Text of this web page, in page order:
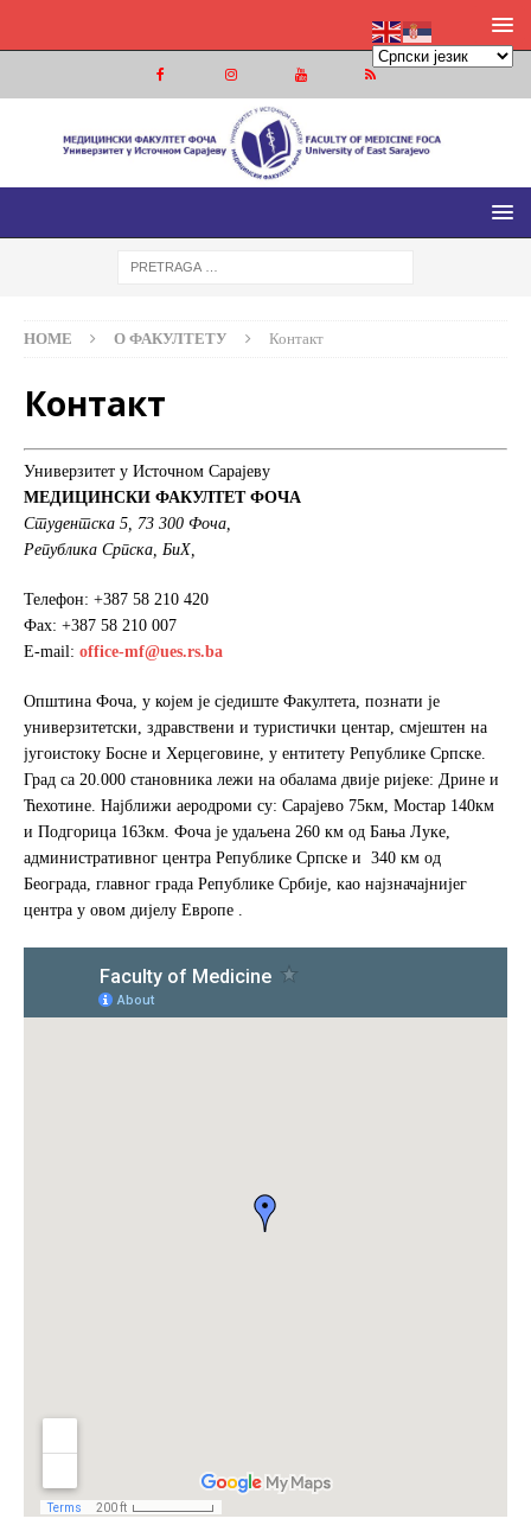
МЕДИЦИНСКИ ФАКУЛТЕТ ФОЧА
МЕДИЦИНСКИ ФАКУЛТЕТ УНИВЕРЗИТЕТА У ИСТОЧНОМ
HOME О ФАКУЛТЕТУ Контакт
Контакт
Универзитет у Источном Сарајеву
МЕДИЦИНСКИ ФАКУЛТЕТ ФОЧА
Студентска 5, 73 300 Фоча,
Република Српска, БиХ,
Телефон: +387 58 210 420
Фах: +387 58 210 007
Е-mail: office-mf@ues.rs.ba
Општина Фоча, у којем је сједиште Факултета, познати је
универзитетски, здравствени и туристички центар, смјештен на
југоистоку Босне и Херцеговине, у ентитету Републике Српске.
Град са 20.000 становника лежи на обалама двије ријеке: Дрине и
Ћехотине. Најближи аеродроми су: Сарајево 75км, Мостар 140км
и Подгорица 163км. Фоча је удаљена 260 км од Бања Луке,
административног центра Републике Српске и 340 км од
Београда, главног града Републике Србије, као најзначајнијег
центра у овом дијелу Европе .